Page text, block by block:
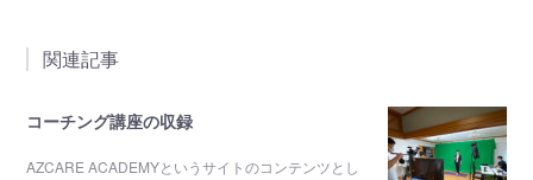
関連記事
コーチング講座の収録
AZCARE ACADEMYというサイトのコンテンツとし